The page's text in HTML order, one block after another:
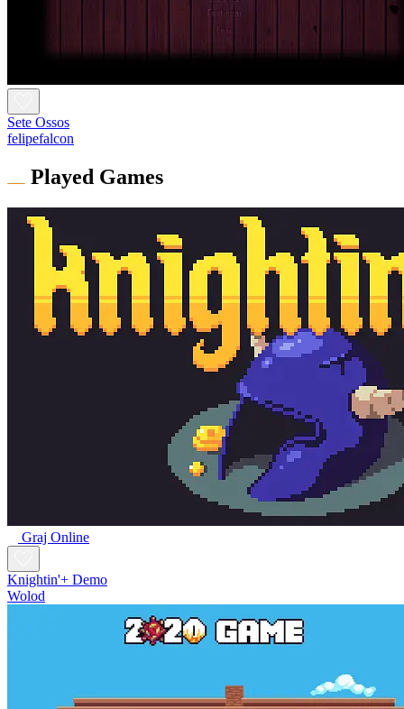
Sete Ossos
felipefalcon
Played Games
Graj Online
Knightin'+ Demo
Wolod